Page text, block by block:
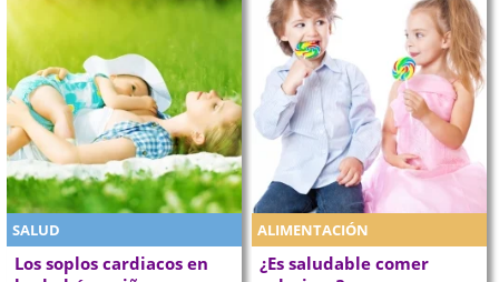
SALUD
Los soplos cardiacos en
ALIMENTACIÓN
¿Es saludable comer